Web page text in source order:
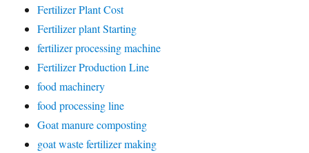
Fertilizer Plant Cost
Fertilizer plant Starting
fertilizer processing machine
Fertilizer Production Line
food machinery
food processing line
Goat manure composting
goat waste fertilizer making